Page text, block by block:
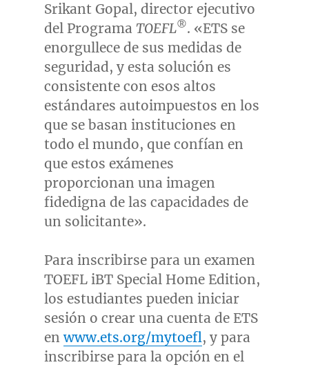
Srikant Gopal, director ejecutivo
del Programa TOEFL®. «ETS se
enorgullece de sus medidas de
seguridad, y esta solución es
consistente con esos altos
estándares autoimpuestos en los
que se basan instituciones en
todo el mundo, que confían en
que estos exámenes
proporcionan una imagen
fidedigna de las capacidades de
un solicitante».
Para inscribirse para un examen
TOEFL iBT Special Home Edition,
los estudiantes pueden iniciar
sesión o crear una cuenta de ETS
enwww.ets.org/mytoefl, y para
inscribirse para la opción en el